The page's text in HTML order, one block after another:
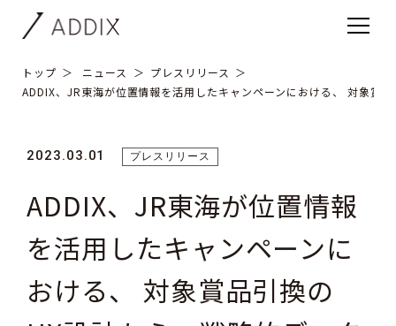
トップ ニュース
プレスリリース
ADDIX、JR東海が位置情報を活用したキャンペーンにおける、 対象賞
2023.03.01 プレスリリース
ADDIX、JR東海が位置情報
を活用したキャンペーンに
おける、 対象賞品引換の